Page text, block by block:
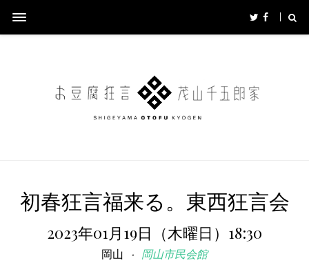
初春狂言福来る。東西狂言会
2023年01月19日（木曜日）18:30
岡山 岡山市民会館